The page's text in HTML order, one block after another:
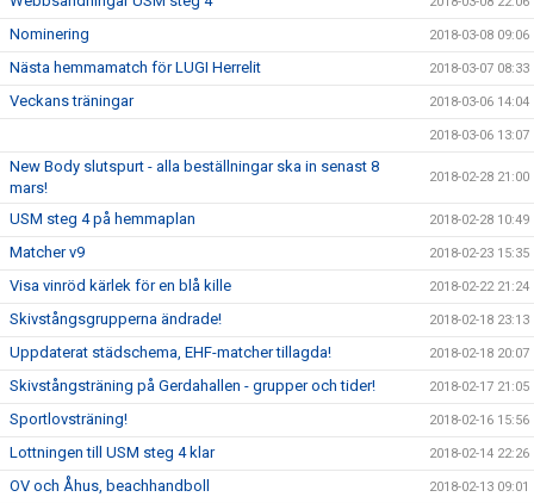
Nominering 2018-03-08 09:06
Nästa hemmamatch för LUGI Herrelit 2018-03-07 08:33
Veckans träningar 2018-03-06 14:04
2018-03-06 13:07
New Body slutspurt - alla beställningar ska in senast 8
mars!
2018-02-28 21:00
USM steg 4 på hemmaplan 2018-02-28 10:49
Matcher v9 2018-02-23 15:35
Visa vinröd kärlek för en blå kille 2018-02-22 21:24
Skivstångsgrupperna ändrade! 2018-02-18 23:13
Uppdaterat städschema, EHF-matcher tillagda! 2018-02-18 20:07
Skivstångsträning på Gerdahallen - grupper och tider! 2018-02-17 21:05
Sportlovsträning! 2018-02-16 15:56
Lottningen till USM steg 4 klar 2018-02-14 22:26
OV och Åhus, beachhandboll 2018-02-13 09:01